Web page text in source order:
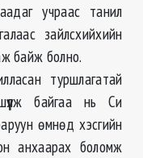
учраас танил
зайлсхийхийн
байж болно.
туршлагатай
байгаа нь Си
өмнөд хэсгийн
анхаарах боломж